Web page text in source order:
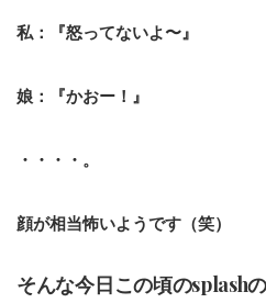
私：『怒ってないよ〜』
娘：『かおー！』
・・・・。
顔が相当怖いようです（笑）
そんな今日この頃のsplash